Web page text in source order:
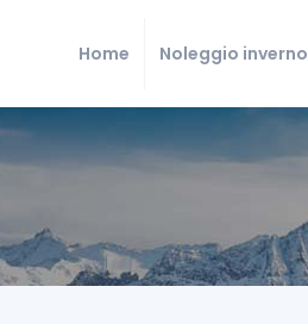
Home Noleggio inverno